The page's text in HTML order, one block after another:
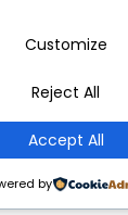
Berita
HANDICAP.CO.ID
Customize
Reject All
Accept All
by